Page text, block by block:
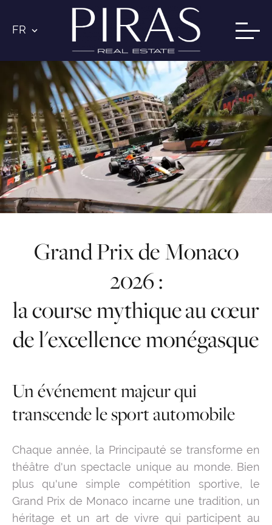
FR
Grand Prix de Monaco
2026 :
la course mythique au cœur
de l'excellence monégasque
Un événement majeur qui
transcende le sport automobile
Chaque année, la Principauté se transforme en
théâtre d'un spectacle unique au monde. Bien
plus qu'une simple compétition sportive, le
Grand Prix de Monaco incarne une tradition, un
héritage et un art de vivre qui participent au